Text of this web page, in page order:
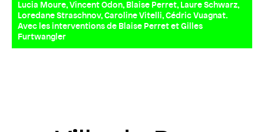
Lucia Moure, Vincent Odon, Blaise Perret, Laure Schwarz,
Loredane Straschnov, Caroline Vitelli, Cédric Vuagnat.
Avec les interventions de Blaise Perret et Gilles
Furtwangler